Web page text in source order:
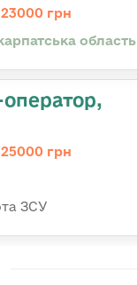
грн
область
оператор,
грн
ЗСУ